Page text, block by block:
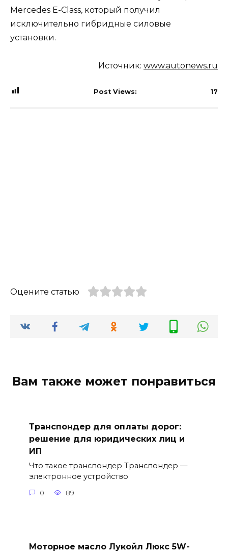
Mercedes E-Class, который получил
исключительно гибридные силовые
установки.
Источник: www.autonews.ru
Post Views: 17
Оцените статью
Вам также может понравиться
Транспондер для оплаты дорог:
решение для юридических лиц и
ИП
Что такое транспондер Транспондер —
электронное устройство
0 89
Моторное масло Лукойл Люкс 5W-